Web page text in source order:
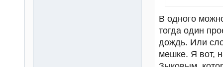
В одного
тогда один
дождь. Или
мешке. Я вот,